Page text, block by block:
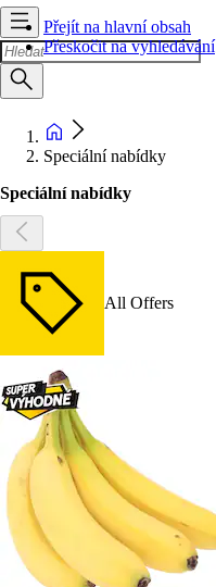
Přejít na hlavní obsah
Přeskočit na vyhledávání
Speciální nabídky
Speciální nabídky
All Offers